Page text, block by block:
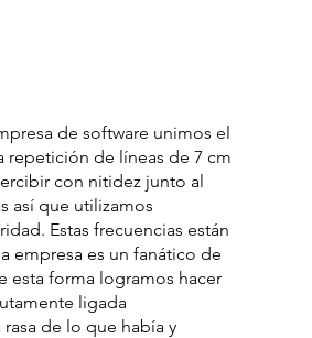
de software unimos el
repetición de líneas de 7 cm
con nitidez junto al
así que utilizamos
Estas frecuencias están
empresa es un fanático de
esta forma logramos hacer
ligada
de lo que había y